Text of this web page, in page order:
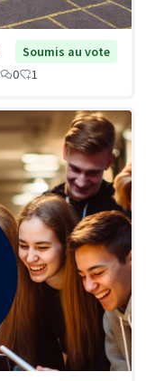
Soumis au vote
0 1